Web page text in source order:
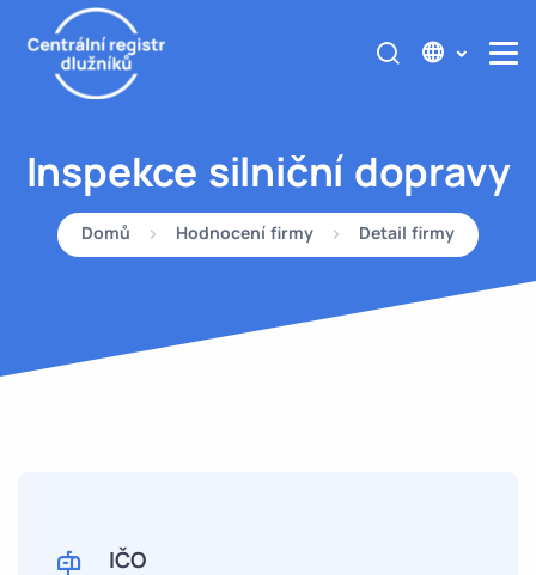
Inspekce silniční dopravy
Domů Hodnocení firmy Detail firmy
IČO